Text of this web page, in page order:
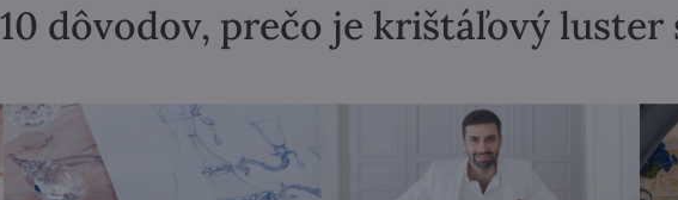
10 dôvodov, prečo je krištáľový